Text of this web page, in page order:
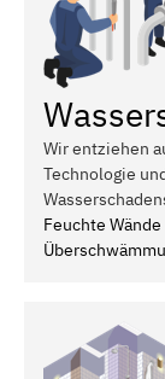
Wir entziehen
Technologie
Feuchte Wände